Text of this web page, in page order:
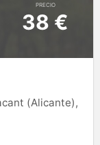
PRECIO
38 €
(Alicante),